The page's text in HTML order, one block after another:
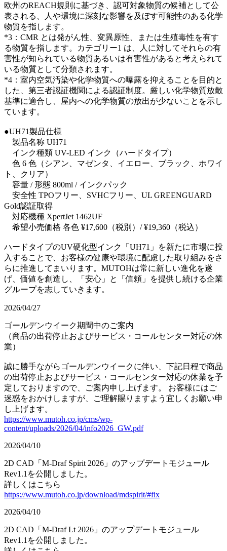
欧州のREACH規則に基づき、認可対象物質の候補として公
表される、人や環境に深刻な影響を及ぼす可能性のある化学
物質を指します。
*3：CMR とは発がん性、変異原性、または生殖毒性を有す
る物質を指します。カテゴリー1 は、人に対してそれらの有
害性が知られている物質あるいは有害性があると考えられて
いる物質として分類されます。
*4：室内空気汚染や化学物質への曝露を抑えることを目的と
した、第三者認証機関による認証制度。厳しい化学物質放散
基準に適合し、屋内への化学物質の放出が少ないことを示し
ています。
●UH71製品仕様
製品名称 UH71
インク種類 UV-LED インク（ハードタイプ）
色 6 色（シアン、マゼンタ、イエロー、ブラック、ホワイ
ト、クリア）
容量 / 形態 800ml / インクパック
安全性 TPOフリー、SVHCフリー、UL GREENGUARD
Gold認証取得
対応機種 XpertJet 1462UF
希望小売価格 各色 ¥17,600（税別）/ ¥19,360（税込）
ハードタイプのUV硬化型インク「UH71」を新たに市場に投
入することで、お客様の健康や環境に配慮した取り組みをさ
らに推進してまいります。MUTOHは常に新しい進化を遂
げ、価値を創造し、「安心」と「信頼」を提供し続ける企業
グループを志していきます。
2026/04/27
ゴールデンウイーク期間中のご案内
（商品の出荷停止およびサービス・コールセンター対応の休
業）
誠に勝手ながらゴールデンウイークに伴い、下記日程で商品
の出荷停止およびサービス・コールセンター対応の休業を予
定しておりますので、ご案内申し上げます。 お客様にはご
迷惑をおかけしますが、ご理解賜りますよう宜しくお願い申
し上げます。
https://www.mutoh.co.jp/cms/wp-
content/uploads/2026/04/info2026_GW.pdf
2026/04/10
2D CAD「M-Draf Spirit 2026」のアップデートモジュール
Rev1.1を公開しました。
詳しくはこちら
https://www.mutoh.co.jp/download/mdspirit/#fix
2026/04/10
2D CAD「M-Draf Lt 2026」のアップデートモジュール
Rev1.1を公開しました。